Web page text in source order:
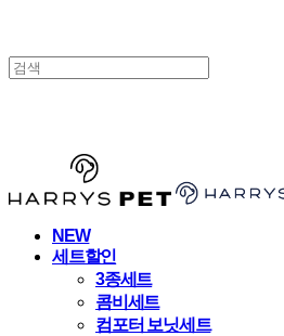
NEW
세트할인
3종세트
콤비세트
컴포터 보닛세트